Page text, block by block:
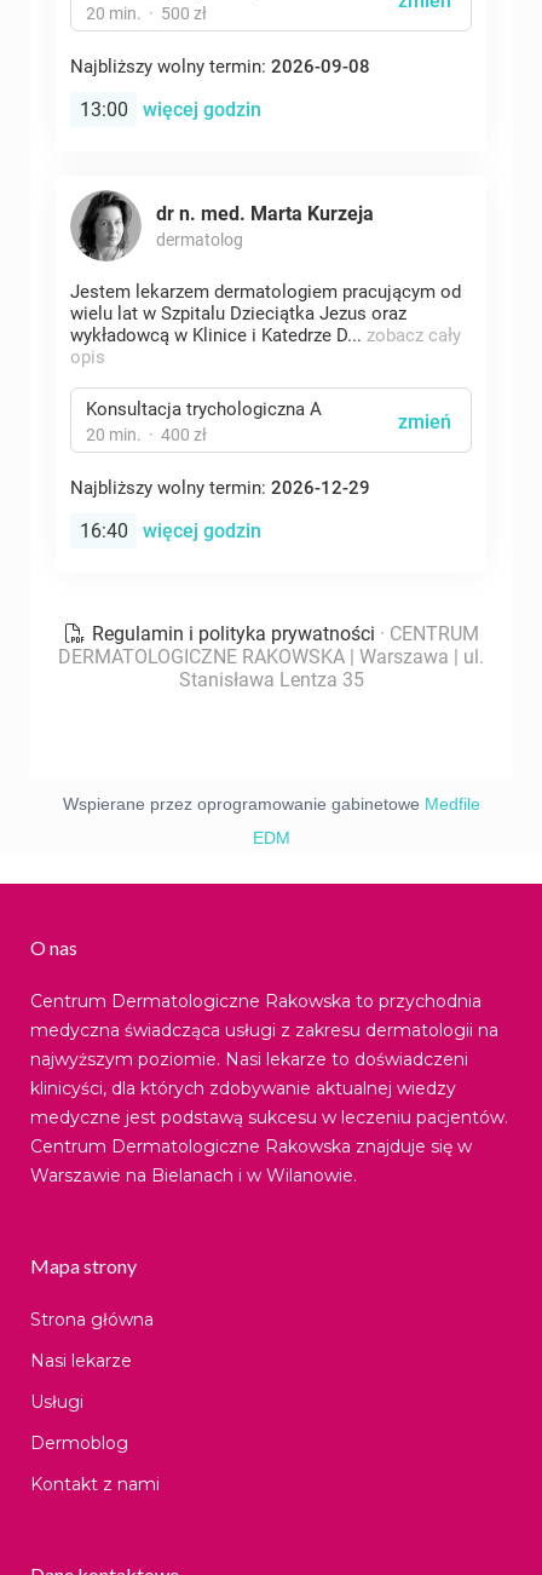
Wspierane przez oprogramowanie gabinetowe Medfile
EDM
O nas
Centrum Dermatologiczne Rakowska to przychodnia
medyczna świadcząca usługi z zakresu dermatologii na
najwyższym poziomie. Nasi lekarze to doświadczeni
klinicyści, dla których zdobywanie aktualnej wiedzy
medyczne jest podstawą sukcesu w leczeniu pacjentów.
Centrum Dermatologiczne Rakowska znajduje się w
Warszawie na Bielanach i w Wilanowie.
Mapa strony
Strona główna
Nasi lekarze
Usługi
Dermoblog
Kontakt z nami